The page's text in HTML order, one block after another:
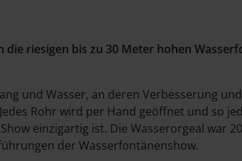
riesigen bis zu 30 Meter hohen
und Wasser, an deren Verbesserung
Rohr wird per Hand geöffnet und so
einzigartig ist. Die Wasserorgeal war
der Wasserfontänenshow.